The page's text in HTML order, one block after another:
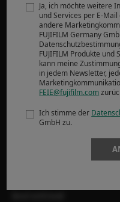
NEWS
EVENTS
FUJIFILMSchool
AKTIONEN
HÄNDLERSUCHE
X-Photographers
X Stories
Ja, ich möchte weitere
und Services per E-
andere
FUJIFILM Germany
FUJIFILM Produkte
kann meine
in jedem Newsletter,
FEIE@fujifilm.com
Ich stimme der
GmbH zu.